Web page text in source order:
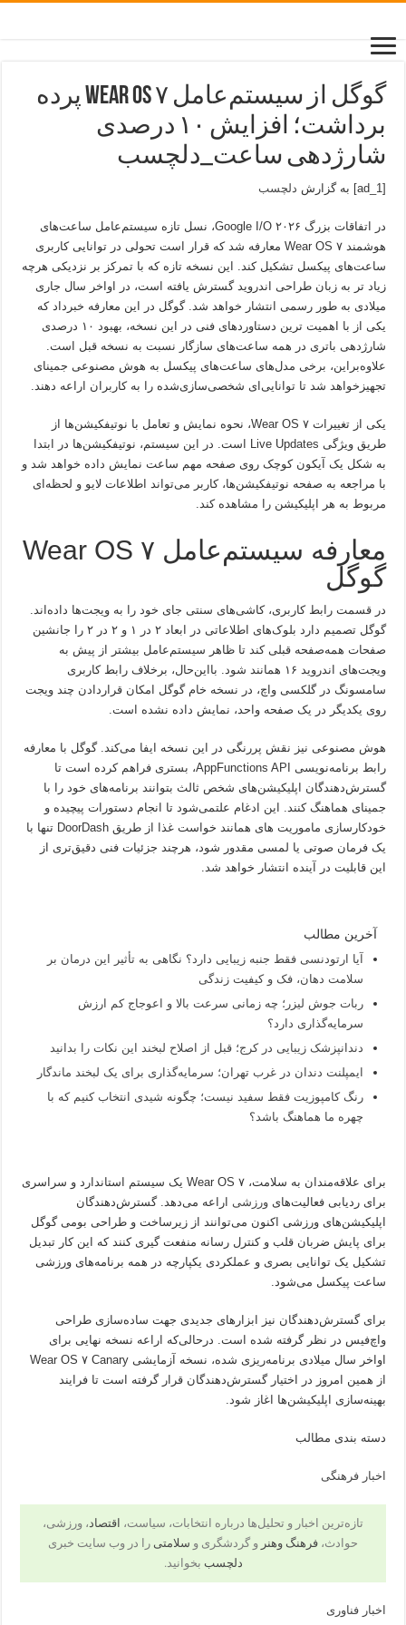
گوگل از سیستم‌عامل Wear OS ۷ پرده
برداشت؛ افزایش ۱۰ درصدی
شارژدهی ساعت_دلچسب
[ad_1] به گزارش دلچسب
در اتفاقات بزرگ Google I/O ۲۰۲۶، نسل تازه سیستم‌عامل ساعت‌های
هوشمند Wear OS ۷ معارفه شد که قرار است تحولی در توانایی کاربری
ساعت‌های پیکسل تشکیل کند. این نسخه تازه که با تمرکز بر نزدیکی هرچه
زیاد تر به زبان طراحی اندروید گسترش یافته است، در اواخر سال جاری
میلادی به طور رسمی انتشار خواهد شد. گوگل در این معارفه خبرداد که
یکی از با اهمیت ترین دستاوردهای فنی در این نسخه، بهبود ۱۰ درصدی
شارژدهی باتری در همه ساعت‌های سازگار نسبت به نسخه قبل است.
علاوه‌براین، برخی مدل‌های ساعت‌های پیکسل به هوش مصنوعی جمینای
تجهیزخواهد شد تا توانایی‌ای شخصی‌سازی‌شده را به کاربران اراعه دهند.
یکی از تغییرات Wear OS ۷، نحوه نمایش و تعامل با نوتیفکیشن‌‌ها از
طریق ویژگی Live Updates است. در این سیستم، نوتیفکیشن‌ها در ابتدا
به شکل یک آیکون کوچک روی صفحه مهم ساعت نمایش داده خواهد شد و
با مراجعه به صفحه نوتیفکیشن‌ها، کاربر می‌تواند اطلاعات لایو و لحظه‌ای
مربوط به هر اپلیکیشن را مشاهده کند.
معارفه سیستم‌عامل Wear OS ۷
گوگل
در قسمت رابط کاربری، کاشی‌های سنتی جای خود را به ویجت‌ها داده‌اند.
گوگل تصمیم دارد بلوک‌های اطلاعاتی در ابعاد ۲ در ۱ و ۲ در ۲ را جانشین
صفحات همه‌صفحه قبلی کند تا ظاهر سیستم‌عامل بیشتر از پیش به
ویجت‌های اندروید ۱۶ همانند شود. بااین‌حال، برخلاف رابط کاربری
سامسونگ در گلکسی واچ، در نسخه خام گوگل امکان قراردادن چند ویجت
روی یکدیگر در یک صفحه واحد، نمایش داده نشده است.
هوش مصنوعی نیز نقش پررنگی در این نسخه ایفا می‌کند. گوگل با معارفه
رابط برنامه‌نویسی AppFunctions API، بستری فراهم کرده است تا
گسترش‌دهندگان اپلیکیشن‌های شخص ثالث بتوانند برنامه‌های خود را با
جمینای هماهنگ کنند. این ادغام علتمی‌شود تا انجام دستورات پیچیده و
خودکارسازی ماموریت های همانند خواست غذا از طریق DoorDash تنها با
یک فرمان صوتی یا لمسی مقدور شود، هرچند جزئیات فنی دقیق‌تری از
این قابلیت در آینده انتشار خواهد شد.
آخرین مطالب
آیا ارتودنسی فقط جنبه زیبایی دارد؟ نگاهی به تأثیر این درمان بر
سلامت دهان، فک و کیفیت زندگی
ربات جوش لیزر؛ چه زمانی سرعت بالا و اعوجاج کم ارزش
سرمایه‌گذاری دارد؟
دندانپزشک زیبایی در کرج؛ قبل از اصلاح لبخند این نکات را بدانید
ایمپلنت دندان در غرب تهران؛ سرمایه‌گذاری برای یک لبخند ماندگار
رنگ کامپوزیت فقط سفید نیست؛ چگونه شیدی انتخاب کنیم که با
چهره ما هماهنگ باشد؟
برای علاقه‌مندان به سلامت، Wear OS ۷ یک سیستم استاندارد و سراسری
برای ردیابی فعالیت‌هایورزشی اراعه می‌دهد. گسترش‌دهندگان
اپلیکیشن‌های ورزشی اکنون می‌توانند از زیرساخت و طراحی بومی گوگل
برای پایش ضربان قلب و کنترل رسانه منفعت گیری کنند که این کار تبدیل
تشکیل یک توانایی بصری و عملکردی یکپارچه در همه برنامه‌های ورزشی
ساعت پیکسل می‌شود.
برای گسترش‌دهندگان نیز ابزارهای جدیدی جهت ساده‌سازی طراحی
واچ‌فیس در نظر گرفته شده است. درحالی‌که اراعه نسخه نهایی برای
اواخر سال میلادی برنامه‌ریزی شده، نسخه آزمایشی Wear OS ۷ Canary
از همین امروز در اختیار گسترش‌دهندگان قرار گرفته است تا فرایند
بهینه‌سازی اپلیکیشن‌ها اغاز شود.
دسته بندی مطالب
اخبار فرهنگی
تازه‌ترین اخبار و تحلیل‌ها درباره انتخابات، سیاست، اقتصاد، ورزشی،
حوادث، فرهنگ وهنر و گردشگری و سلامتی را در وب سایت خبری
دلچسب بخوانید.
اخبار فناوری